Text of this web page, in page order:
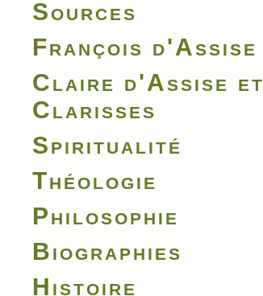
Sources
François d'Assise
Claire d'Assise et
Clarisses
Spiritualité
Théologie
Philosophie
Biographies
Histoire